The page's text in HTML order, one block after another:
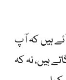
ہیں کہ آپ
ہیں، نہ کہ